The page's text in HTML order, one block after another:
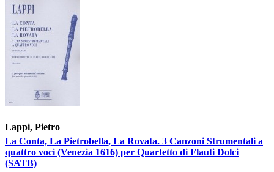
Lappi, Pietro
La Conta, La Pietrobella, La Rovata. 3 Canzoni Strumentali a
quattro voci (Venezia 1616) per Quartetto di Flauti Dolci
(SATB)